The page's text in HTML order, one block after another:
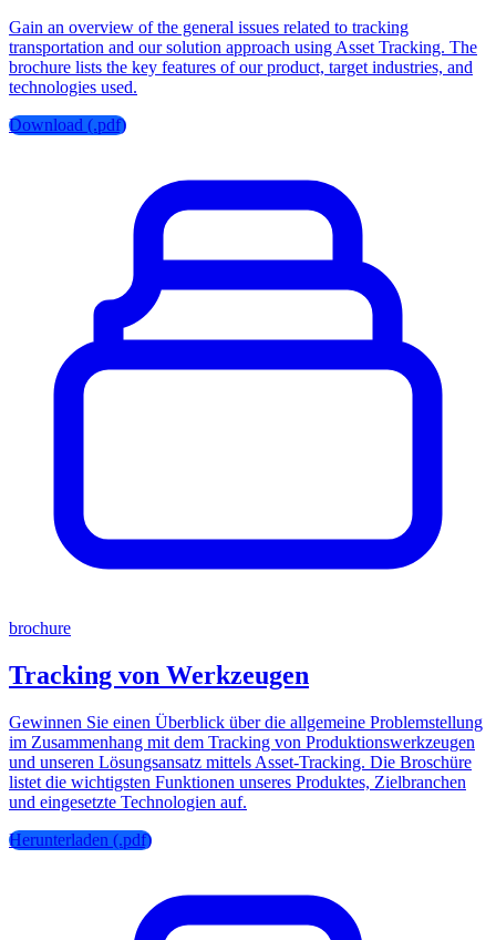
Gain an overview of the general issues related to tracking
transportation and our solution approach using Asset Tracking. The
brochure lists the key features of our product, target industries, and
technologies used.
Download (.pdf)
brochure
Tracking von Werkzeugen
Gewinnen Sie einen Überblick über die allgemeine Problemstellung
im Zusammenhang mit dem Tracking von Produktionswerkzeugen
und unseren Lösungsansatz mittels Asset-Tracking. Die Broschüre
listet die wichtigsten Funktionen unseres Produktes, Zielbranchen
und eingesetzte Technologien auf.
Herunterladen (.pdf)